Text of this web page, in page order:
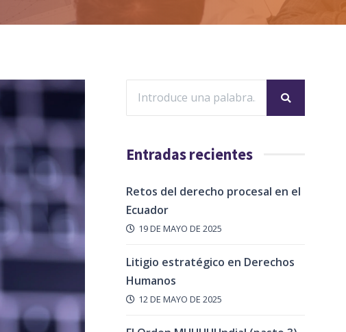
Entradas recientes
Retos del derecho procesal en el
Ecuador
19 DE MAYO DE 2025
Litigio estratégico en Derechos
Humanos
12 DE MAYO DE 2025